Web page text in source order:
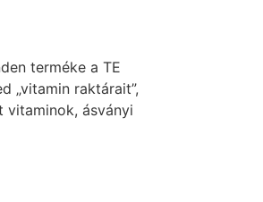
terméke a TE
„vitamin raktárait”,
vitaminok, ásványi